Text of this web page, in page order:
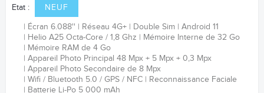
Etat :
NEUF
Écran 6.088'' Réseau 4G+ Double Sim
Android 11
Helio A25 Octa-Core / 1,8 Ghz
Mémoire Interne de 32 Go
Mémoire RAM de 4 Go
Appareil Photo Principal 48 Mpx + 5 Mpx + 0,3 Mpx
Appareil Photo Secondaire de 8 Mpx
Wifi / Bluetooth 5.0 / GPS / NFC
Reconnaissance Faciale
Batterie Li-Po 5 000 mAh